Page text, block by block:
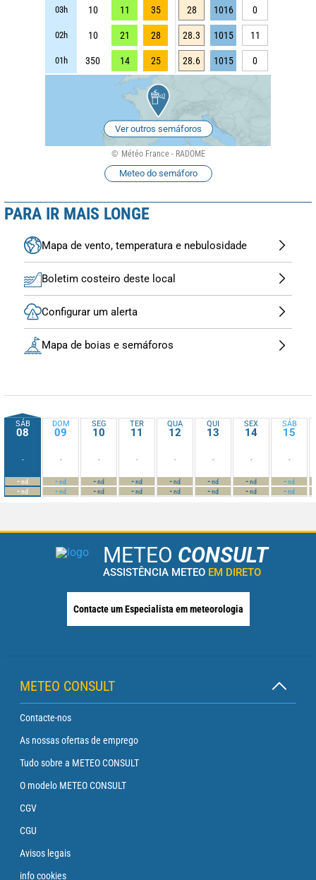
03h 10 11 35 28 1016 0
02h 10 21 28 28.3 1015 11
01h 350 14 25 28.6 1015 0
Ver outros semáforos
Météo France - RADOME
Meteo do semáforo
PARA IR MAIS LONGE
Mapa de vento, temperatura e nebulosidade
Boletim costeiro deste local
Configurar um alerta
Mapa de boias e semáforos
SÁB
08
-
-nd
-nd
DOM
09
-
-nd
-nd
SEG
10
-
-nd
-nd
TER
11
-
-nd
-nd
QUA
12
-
-nd
-nd
QUI
13
-
-nd
-nd
SEX
14
-
-nd
-nd
SÁB
15
-
-nd
-nd
METEO CONSULT
ASSISTÊNCIA METEO EM DIRETO
Contacte um Especialista em meteorologia
METEO CONSULT
Contacte-nos
As nossas ofertas de emprego
Tudo sobre a METEO CONSULT
O modelo METEO CONSULT
CGV
CGU
Avisos legais
info cookies